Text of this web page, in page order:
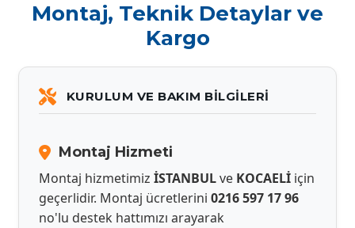
Montaj, Teknik Detaylar ve
Kargo
KURULUM VE BAKIM BILGILERI
Montaj Hizmeti
Montaj hizmetimiz İSTANBULve KOCAELİ için
geçerlidir. Montaj ücretlerini 0216 597 17 96
no'lu destek hattımızı arayarak